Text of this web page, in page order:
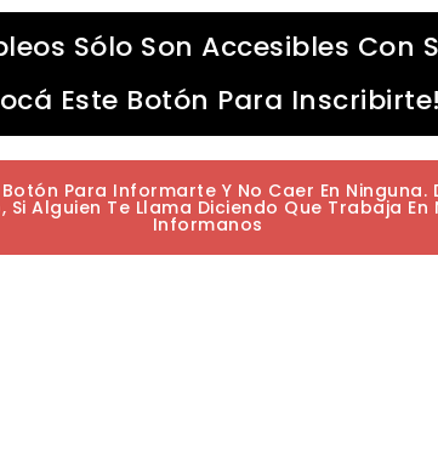
Sólo Son Accesibles Con
Este Botón Para Inscribirte!
Para Informarte Y No Caer En Ninguna.
Alguien Te Llama Diciendo Que Trabaja En
Informanos